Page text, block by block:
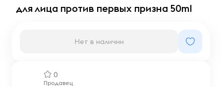
для лица против первых призна 50ml
0
Продавец
Нет в наличии